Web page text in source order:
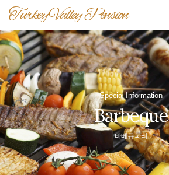
Turkey Valley Pension
Special Information
Barbeque
바베큐파티